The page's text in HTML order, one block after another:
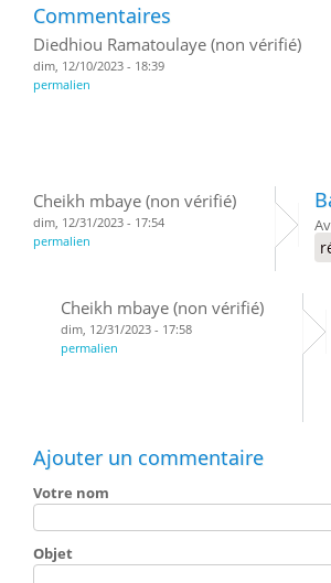
Commentaires
Diedhiou Ramatoulaye (non vérifié)
dim, 12/10/2023 - 18:39
permalien
Cheikh mbaye (non vérifié)
dim, 12/31/2023 - 17:54
permalien
Cheikh mbaye (non vérifié)
dim, 12/31/2023 - 17:58
permalien
Ajouter un commentaire
Votre nom
Objet